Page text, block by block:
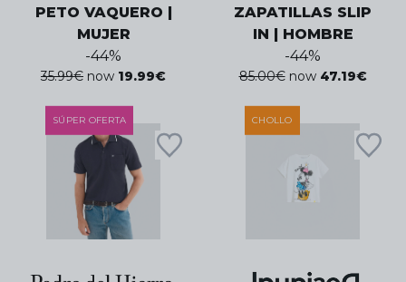
PETO VAQUERO |
MUJER
-44%
35.99€ now 19.99€
ZAPATILLAS SLIP
IN | HOMBRE
-44%
85.00€ now 47.19€
SÚPER OFERTA CHOLLO